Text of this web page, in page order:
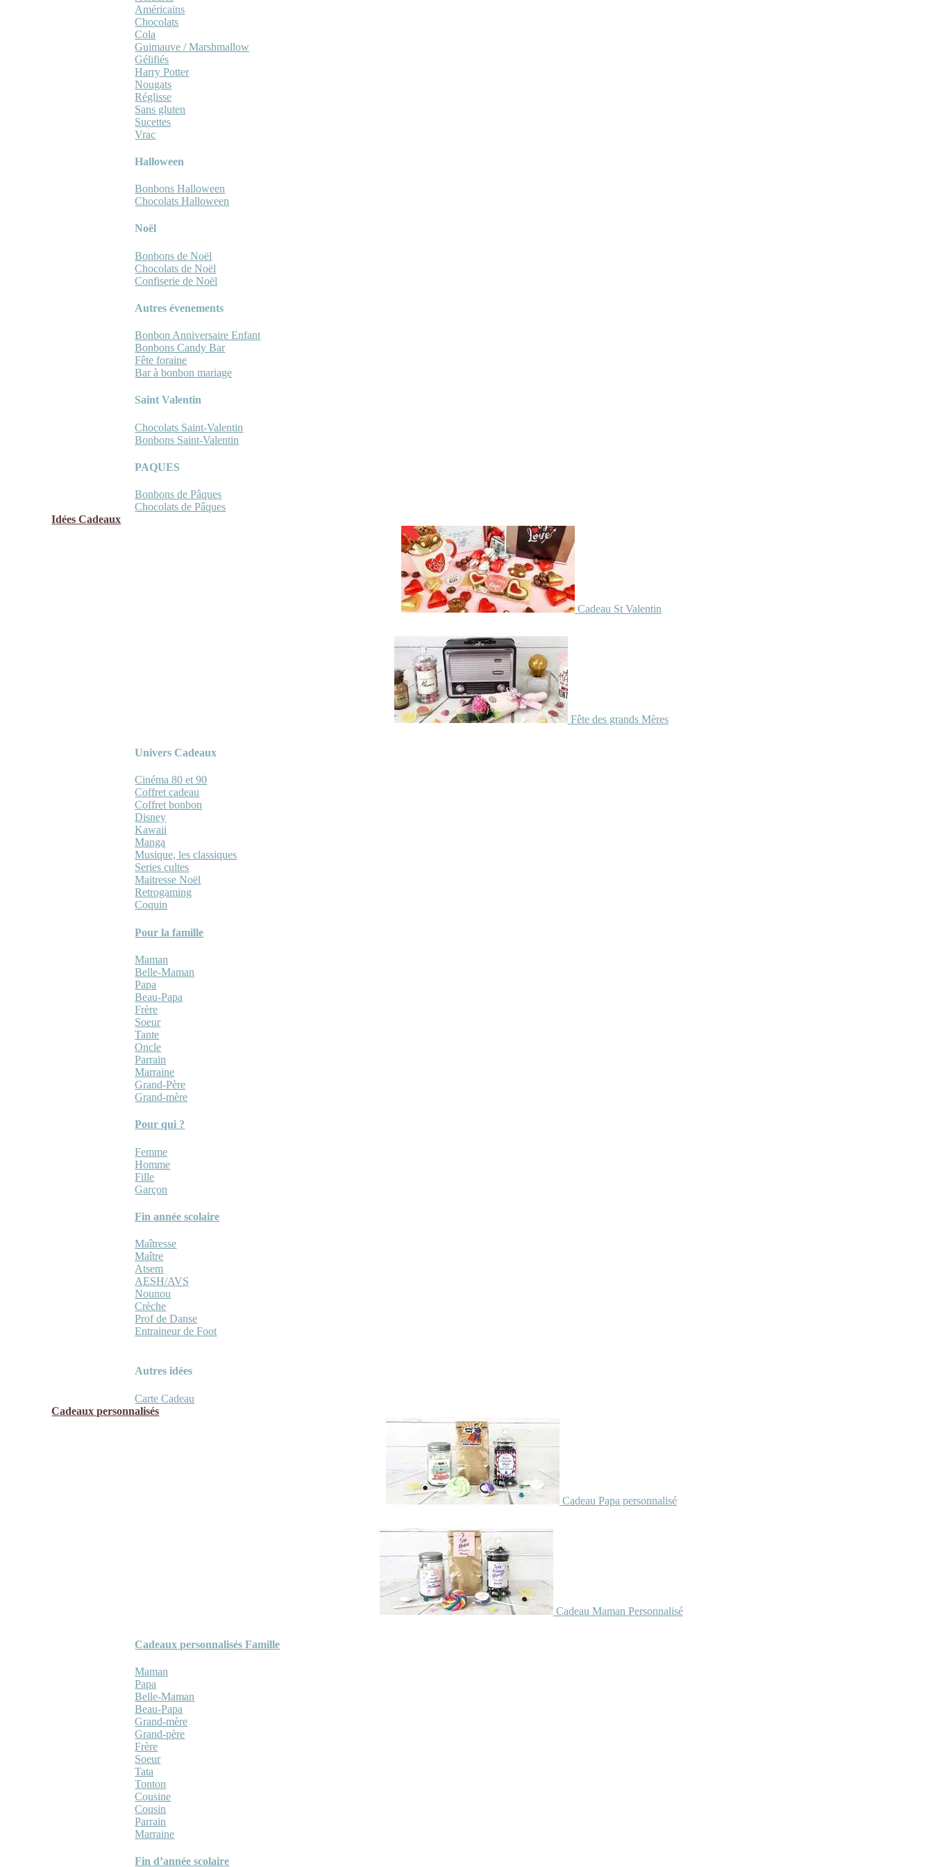
Américains
Chocolats
Cola
Guimauve / Marshmallow
Gélifiés
Harry Potter
Nougats
Réglisse
Sans gluten
Sucettes
Vrac
Halloween
Bonbons Halloween
Chocolats Halloween
Noël
Bonbons de Noël
Chocolats de Noël
Confiserie de Noël
Autres évenements
Bonbon Anniversaire Enfant
Bonbons Candy Bar
Fête foraine
Bar à bonbon mariage
Saint Valentin
Chocolats Saint-Valentin
Bonbons Saint-Valentin
PAQUES
Bonbons de Pâques
Chocolats de Pâques
Idées Cadeaux
Cadeau St Valentin
Fête des grands Mères
Univers Cadeaux
Cinéma 80 et 90
Coffret cadeau
Coffret bonbon
Disney
Kawaii
Manga
Musique, les classiques
Series cultes
Maitresse Noël
Retrogaming
Coquin
Pour la famille
Maman
Belle-Maman
Papa
Beau-Papa
Frère
Soeur
Tante
Oncle
Parrain
Marraine
Grand-Père
Grand-mère
Pour qui ?
Femme
Homme
Fille
Garçon
Fin année scolaire
Maîtresse
Maître
Atsem
AESH/AVS
Nounou
Crèche
Prof de Danse
Entraineur de Foot
Autres idées
Carte Cadeau
Cadeaux personnalisés
Cadeau Papa personnalisé
Cadeau Maman Personnalisé
Cadeaux personnalisés Famille
Maman
Papa
Belle-Maman
Beau-Papa
Grand-mère
Grand-père
Frère
Soeur
Tata
Tonton
Cousine
Cousin
Parrain
Marraine
Fin d’année scolaire